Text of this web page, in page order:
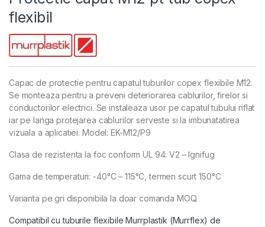
flexibil
Capac de protectie pentru capatul tuburilor copex flexibile M12.
Se monteaza pentru a preveni deteriorarea cablurilor, firelor si
conductorilor electrici. Se instaleaza usor pe capatul tubului riflat
iar pe langa protejarea cablurilor serveste si la imbunatatirea
vizuala a aplicatiei. Model: EK-M12/P9
Clasa de rezistenta la foc conform UL 94: V2 – Ignifug
Gama de temperaturi: -40°C – 115°C, termen scurt 150°C
Varianta pe gri disponibila la doar comanda MOQ.
Compatibil cu tuburile flexibile Murrplastik (Murrflex) de